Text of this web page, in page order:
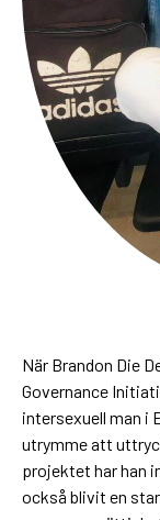
När Brandon Die
Governance
intersexuell man i
utrymme att
projektet har han
också blivit en